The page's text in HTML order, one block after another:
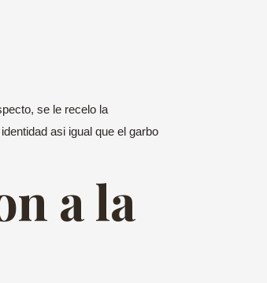
se le recelo la
asi­ igual que el garbo
a la